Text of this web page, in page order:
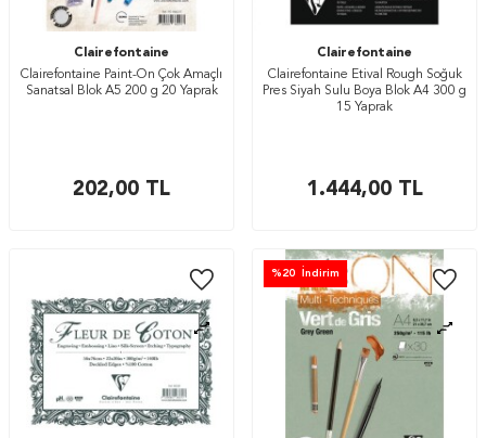
Clairefontaine
Clairefontaine Paint-On Çok Amaçlı
Sanatsal Blok A5 200 g 20 Yaprak
202,00 TL
Clairefontaine
Clairefontaine Etival Rough Soğuk
Pres Siyah Sulu Boya Blok A4 300 g
15 Yaprak
1.444,00TL
% 20 İndirim